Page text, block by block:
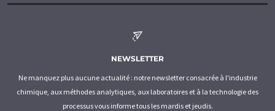
NEWSLETTER
Ne manquez plus aucune actualité : notre newsletter consacrée à l'industrie
chimique, aux méthodes analytiques, aux laboratoires et à la technologie des
processus vous informe tous les mardis et jeudis.